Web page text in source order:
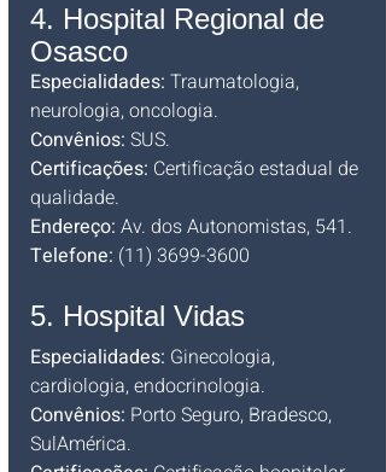
4. Hospital Regional de
Osasco
Especialidades: Traumatologia,
neurologia, oncologia.
Convênios: SUS.
Certificações: Certificação estadual de
qualidade.
Endereço: Av. dos Autonomistas, 541.
Telefone: (11) 3699-3600
5. Hospital Vidas
Especialidades: Ginecologia,
cardiologia, endocrinologia.
Convênios: Porto Seguro, Bradesco,
SulAmérica.